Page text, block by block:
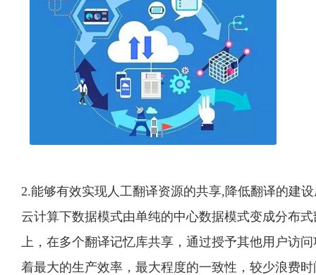
2.能够有效实现人工翻译资源的共享,降低翻译的建
云计算下数据模式由单纯的中心数据模式变成分布
上，在多个翻译记忆库共享，通过授予其他用户访
着最大的生产效率，最大程度的一致性，较少浪费